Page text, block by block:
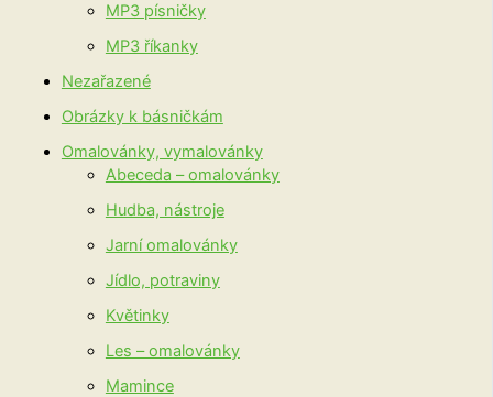
MP3 písničky
MP3 říkanky
Nezařazené
Obrázky k básničkám
Omalovánky, vymalovánky
Abeceda – omalovánky
Hudba, nástroje
Jarní omalovánky
Jídlo, potraviny
Květinky
Les – omalovánky
Mamince